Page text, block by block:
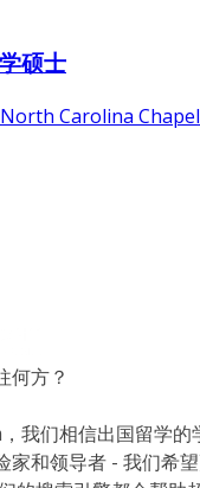
硕士
Carolina
何方？
我们相信出国留学的
家和领导者 - 我们希